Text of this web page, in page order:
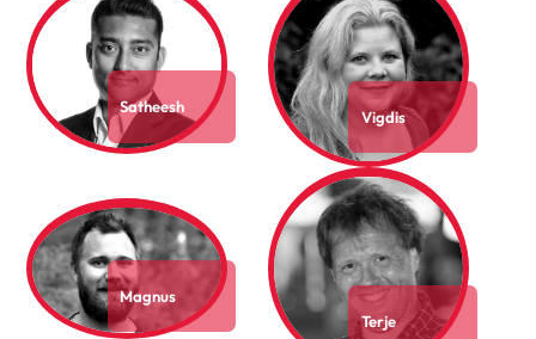
Satheesh
Vigdis
Magnus
Terje